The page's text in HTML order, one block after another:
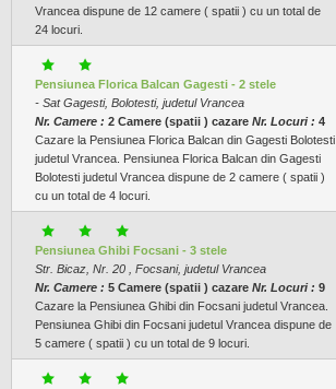
Vrancea dispune de 12 camere ( spatii ) cu un total de
24 locuri.
Pensiunea Florica Balcan Gagesti - 2 stele
- Sat Gagesti, Bolotesti, judetul Vrancea
Nr. Camere : 2 Camere (spatii ) cazare Nr. Locuri : 4
Cazare la Pensiunea Florica Balcan din Gagesti Bolotesti
judetul Vrancea. Pensiunea Florica Balcan din Gagesti
Bolotesti judetul Vrancea dispune de 2 camere ( spatii )
cu un total de 4 locuri.
Pensiunea Ghibi Focsani - 3 stele
Str. Bicaz, Nr. 20 , Focsani, judetul Vrancea
Nr. Camere : 5 Camere (spatii ) cazare Nr. Locuri : 9
Cazare la Pensiunea Ghibi din Focsani judetul Vrancea.
Pensiunea Ghibi din Focsani judetul Vrancea dispune de
5 camere ( spatii ) cu un total de 9 locuri.